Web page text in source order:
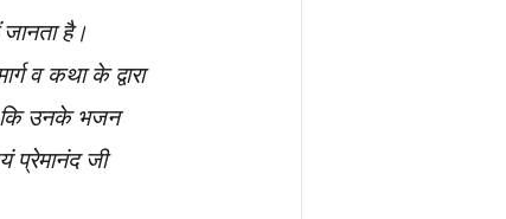
है।
व कथा के द्वारा
कि उनके भजन
प्रेमानंद जी